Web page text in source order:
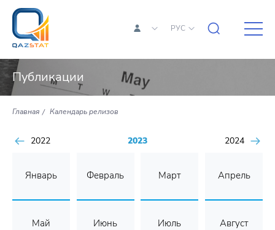
РУС
Публикации
Главная Календарь релизов
2022 2023 2024
Январь Февраль Март Апрель
Май Июнь Июль Август